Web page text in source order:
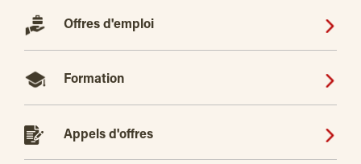
Offres d'emploi
Formation
Appels d'offres